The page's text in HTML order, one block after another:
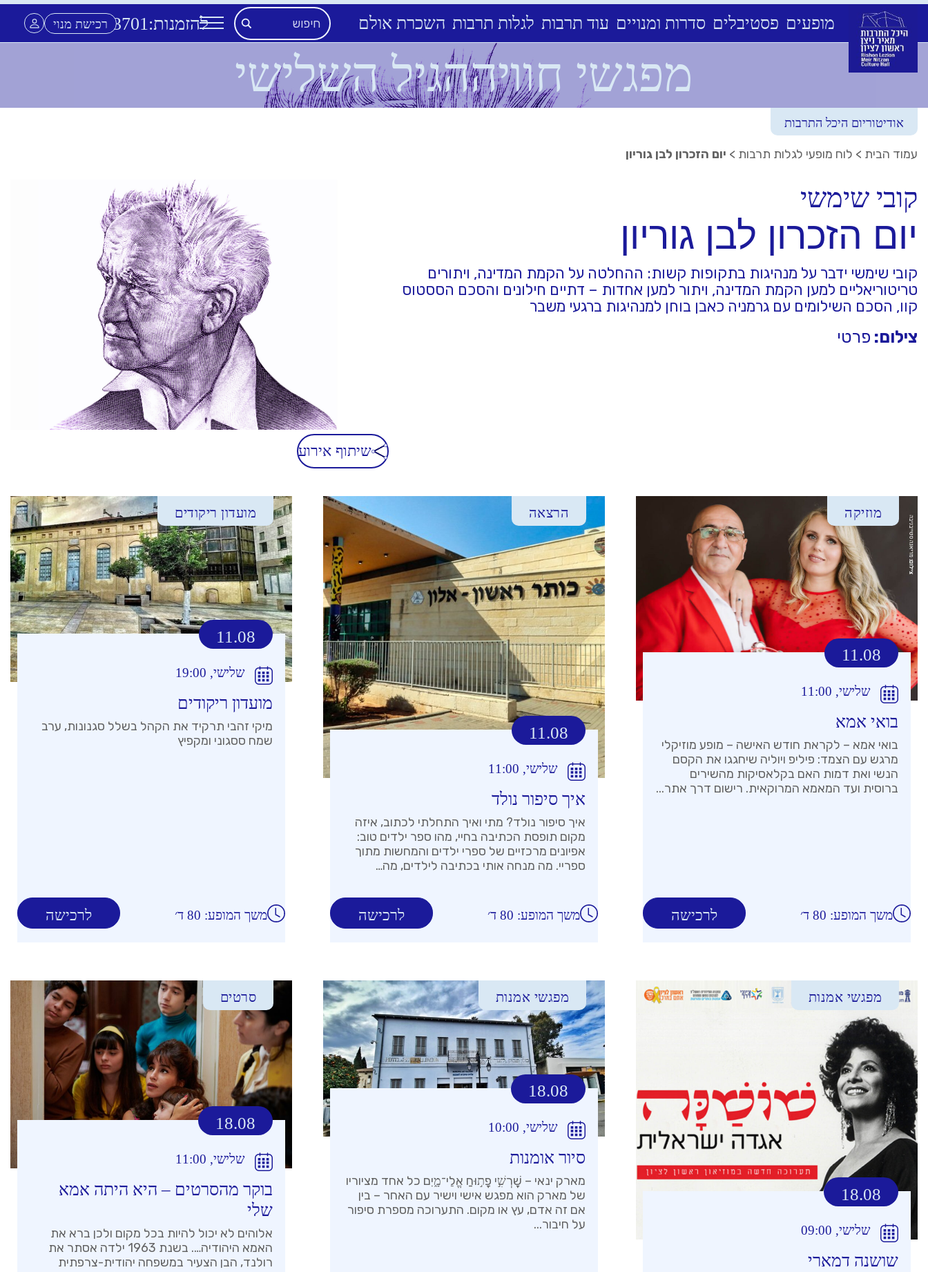
מופעים פסטיבלים סדרות ומנויים עוד תרבות לגלות תרבות השכרת אולם להזמנות: *3701 רכישת מנוי
מפגשי חוויההגיל השלישי
אודיטוריום היכל התרבות
עמוד הבית > לוח מופעי לגלות תרבות > יום הזכרון לבן גוריון
קובי שימשי
יום הזכרון לבן גוריון
קובי שימשי ידבר על מנהיגות בתקופות קשות: ההחלטה על הקמת המדינה, ויתורים
טריטוריאליים למען הקמת המדינה, ויתור למען אחדות – דתיים חילונים והסכם הססטוס
קוו, הסכם השילומים עם גרמניה כאבן בוחן למנהיגות ברגעי משבר
צילום: פרטי
שיתוף אירוע
מוזיקה
11.08
שלישי, 11:00
בואי אמא
בואי אמא – לקראת חודש האישה – מופע מוזיקלי
מרגש עם הצמד: פיליפ ויוליה שיחגגו את הקסם
הנשי ואת דמות האם בקלאסיקות מהשירים
ברוסית ועד המאמא המרוקאית. רישום דרך אתר...
לרכישה משך המופע: 80 ד׳
הרצאה
11.08
שלישי, 11:00
איך סיפור נולד
איך סיפור נולד? מתי ואיך התחלתי לכתוב, איזה
מקום תופסת הכתיבה בחיי, מהו ספר ילדים טוב:
אפיונים מרכזיים של ספרי ילדים והמחשות מתוך
ספריי. מה מנחה אותי בכתיבה לילדים, מה…
לרכישה משך המופע: 80 ד׳
מועדון ריקודים
11.08
שלישי, 19:00
מועדון ריקודים
מיקי זהבי תרקיד את הקהל בשלל סגנונות, ערב
שמח ססגוני ומקפיץ
לרכישה משך המופע: 80 ד׳
מפגשי אמנות
18.08
שלישי, 09:00
שושנה דמארי
מפגשי אמנות
18.08
שלישי, 10:00
סיור אומנות
מארק ינאי – שׇׁרְשִׁ֣י פָת֣וּחַ אֱלֵי־מָ֑יִם כל אחד מציוריו
של מארק הוא מפגש אישי וישיר עם האחר – בין
אם זה אדם, עץ או מקום. התערוכה מספרת סיפור
על חיבור...
סרטים
18.08
שלישי, 11:00
בוקר מהסרטים – היא היתה אמא
שלי
אלוהים לא יכול להיות בכל מקום ולכן ברא את
האמא היהודיה…. בשנת 1963 ילדה אסתר את
רולנד, הבן הצעיר במשפחה יהודית-צרפתית